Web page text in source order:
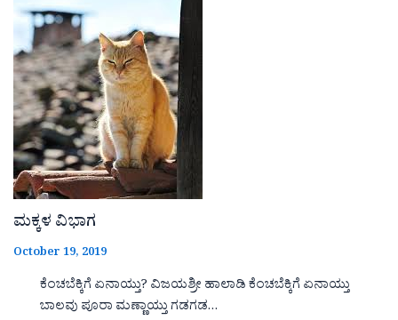
ಮಕ್ಕಳ ವಿಭಾಗ
October 19, 2019
ಕೆಂಚಬೆಕ್ಕಿಗೆ ಏನಾಯ್ತು? ವಿಜಯಶ್ರೀ ಹಾಲಾಡಿ ಕೆಂಚಬೆಕ್ಕಿಗೆ ಏನಾಯ್ತು
ಬಾಲವು ಪೂರಾ ಮಣ್ಣಾಯ್ತು ಗಡಗಡ…